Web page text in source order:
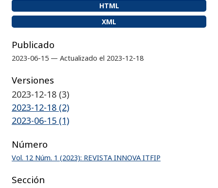
HTML
XML
Publicado
2023-06-15 — Actualizado el 2023-12-18
Versiones
2023-12-18 (3)
2023-12-18 (2)
2023-06-15 (1)
Número
Vol. 12 Núm. 1 (2023): REVISTA INNOVA ITFIP
Sección